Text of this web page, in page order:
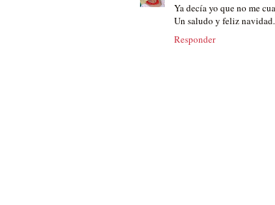
Ya decía yo que no me
Un saludo y feliz navidad.
Responder